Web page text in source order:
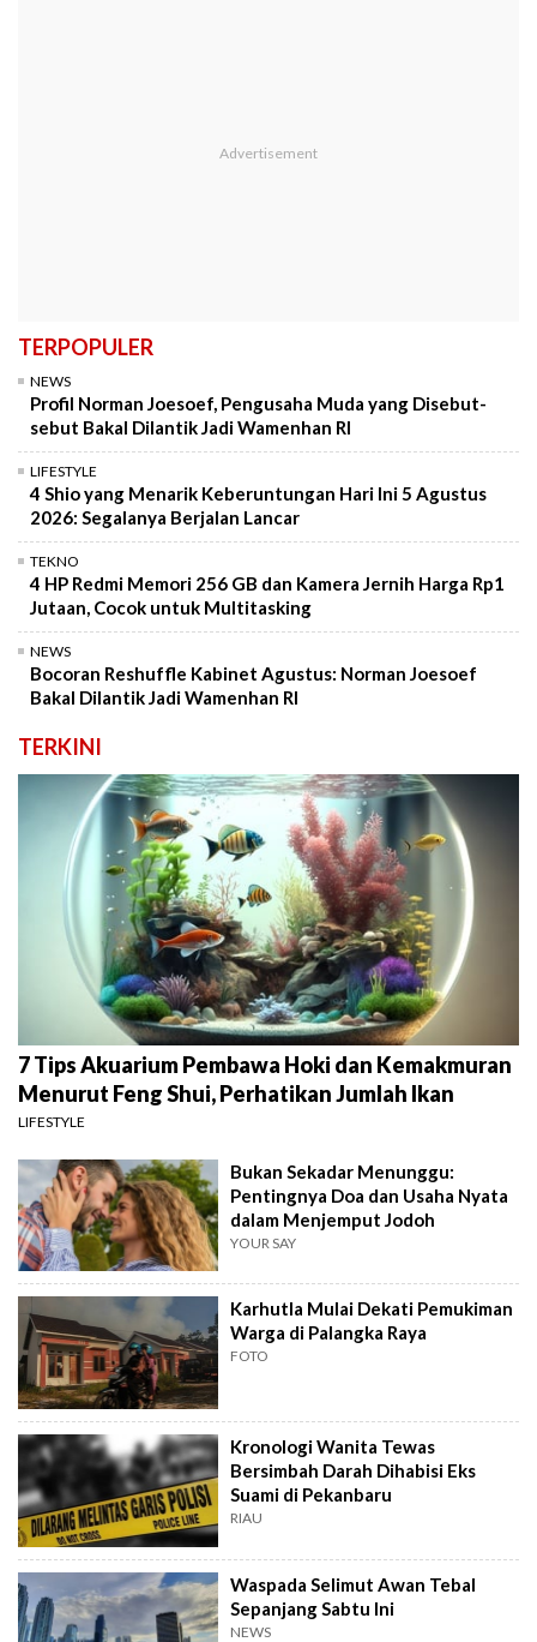
TERPOPULER
NEWS
Profil Norman Joesoef, Pengusaha Muda yang Disebut-
sebut Bakal Dilantik Jadi Wamenhan RI
LIFESTYLE
4 Shio yang Menarik Keberuntungan Hari Ini 5 Agustus
2026: Segalanya Berjalan Lancar
TEKNO
4 HP Redmi Memori 256 GB dan Kamera Jernih Harga Rp1
Jutaan, Cocok untuk Multitasking
NEWS
Bocoran Reshuffle Kabinet Agustus: Norman Joesoef
Bakal Dilantik Jadi Wamenhan RI
TERKINI
7 Tips Akuarium Pembawa Hoki dan Kemakmuran
Menurut Feng Shui, Perhatikan Jumlah Ikan
LIFESTYLE
Bukan Sekadar Menunggu:
Pentingnya Doa dan Usaha Nyata
dalam Menjemput Jodoh
YOUR SAY
Karhutla Mulai Dekati Pemukiman
Warga di Palangka Raya
FOTO
Kronologi Wanita Tewas
Bersimbah Darah Dihabisi Eks
Suami di Pekanbaru
RIAU
Waspada Selimut Awan Tebal
Sepanjang Sabtu Ini
NEWS